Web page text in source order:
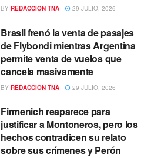
BY REDACCION TNA 29 JULIO, 2026
Brasil frenó la venta de pasajes
de Flybondi mientras Argentina
permite venta de vuelos que
cancela masivamente
BY REDACCION TNA 29 JULIO, 2026
Firmenich reaparece para
justificar a Montoneros, pero los
hechos contradicen su relato
sobre sus crímenes y Perón